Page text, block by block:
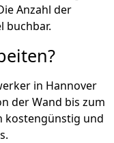
Anzahl der
buchbar.
in Hannover
der Wand bis zum
kostengünstig und